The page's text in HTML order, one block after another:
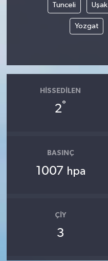
Tunceli Uşak
Yozgat
HISSEDILEN
2°
BASINÇ
1007 hpa
ÇIY
3